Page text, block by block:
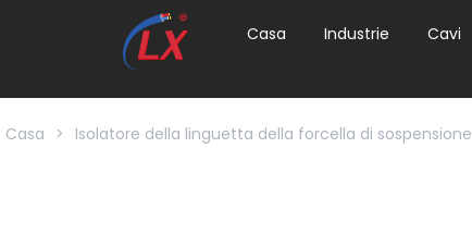
Casa Industrie Cavi
Casa > Isolatore della linguetta della forcella di sospensione